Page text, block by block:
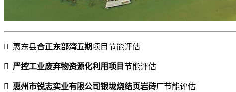
 惠东县合正东部湾五期项目节能评估
 严控工业废弃物资源化利用项目节能评估
 惠州市锐志实业有限公司银垅烧结页岩砖厂节能评估